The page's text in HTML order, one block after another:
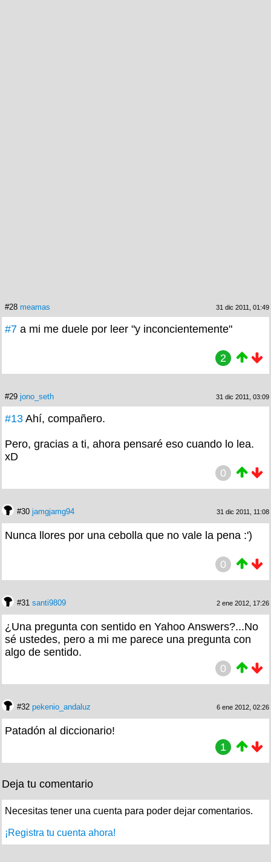
#28 meamas 31 dic 2011, 01:49
#7 a mi me duele por leer "y inconcientemente"
2
#29 jono_seth 31 dic 2011, 03:09
#13 Ahí, compañero.
Pero, gracias a ti, ahora pensaré eso cuando lo lea.
xD
0
#30 jamgjamg94 31 dic 2011, 11:08
Nunca llores por una cebolla que no vale la pena :')
0
#31 santi9809 2 ene 2012, 17:26
¿Una pregunta con sentido en Yahoo Answers?...No
sé ustedes, pero a mi me parece una pregunta con
algo de sentido.
0
#32 pekenio_andaluz 6 ene 2012, 02:26
Patadón al diccionario!
1
Deja tu comentario
Necesitas tener una cuenta para poder dejar comentarios.
¡Registra tu cuenta ahora!